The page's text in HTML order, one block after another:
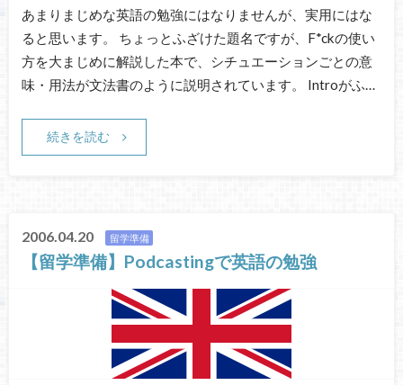
あまりまじめな英語の勉強にはなりませんが、実用にはな
ると思います。 ちょっとふざけた題名ですが、F*ckの使い
方を大まじめに解説した本で、シチュエーションごとの意
味・用法が文法書のように説明されています。 Introがふ…
続きを読む
2006.04.20 留学準備
【留学準備】Podcastingで英語の勉強